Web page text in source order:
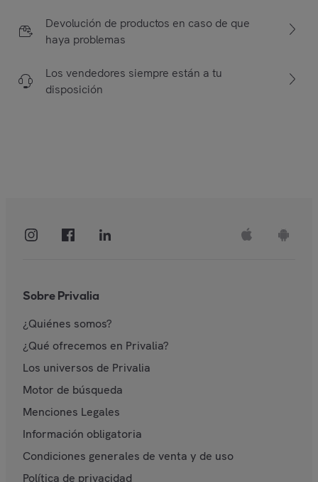
Devolución de productos en caso de que
haya problemas
Los vendedores siempre están a tu
disposición
Sobre Privalia
¿Quiénes somos?
¿Qué ofrecemos en Privalia?
Los universos de Privalia
Motor de búsqueda
Menciones Legales
Información obligatoria
Condiciones generales de venta y de uso
Política de privacidad